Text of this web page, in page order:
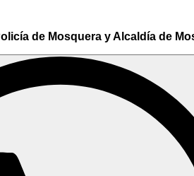
de Mosquera y Alcaldía de